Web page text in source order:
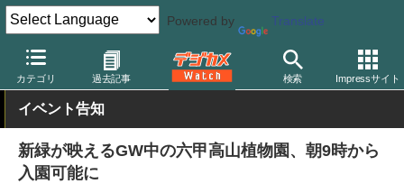
Powered by Translate
カテゴリ 過去記事 検索 Impressサイト
デジカメ Watch 撮影情報 花
イベント告知
新緑が映えるGW中の六甲高山植物園、朝9時から
入園可能に